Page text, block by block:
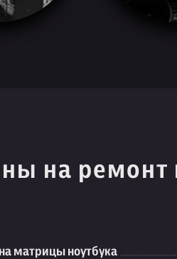
на ремонт
матрицы ноутбука